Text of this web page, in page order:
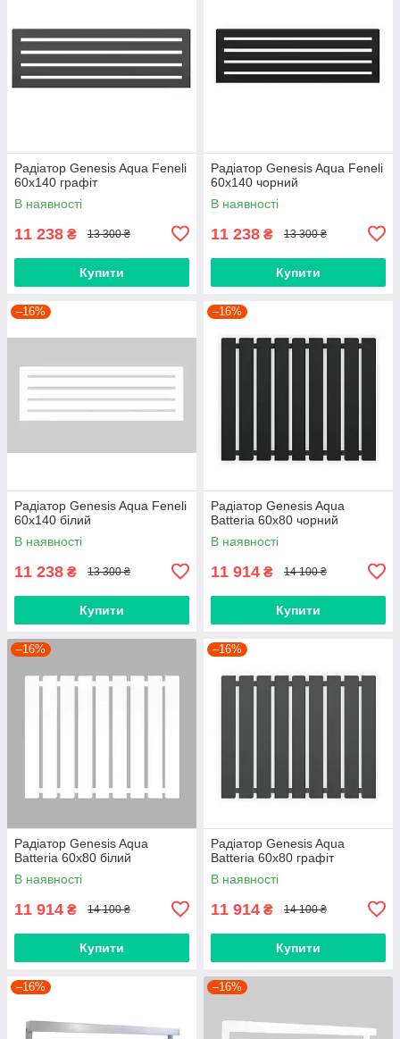
Радіатор Genesis Aqua Feneli
60x140 графіт
В наявності
11 238 ₴ 13 300 ₴
Купити
Радіатор Genesis Aqua Feneli
60x140 чорний
В наявності
11 238 ₴ 13 300 ₴
Купити
–16%
Радіатор Genesis Aqua Feneli
60x140 білий
В наявності
11 238 ₴ 13 300 ₴
Купити
–16%
Радіатор Genesis Aqua
Batteria 60x80 чорний
В наявності
11 914 ₴ 14 100 ₴
Купити
–16%
Радіатор Genesis Aqua
Batteria 60x80 білий
В наявності
11 914 ₴ 14 100 ₴
Купити
–16%
Радіатор Genesis Aqua
Batteria 60x80 графіт
В наявності
11 914 ₴ 14 100 ₴
Купити
–16% –16%